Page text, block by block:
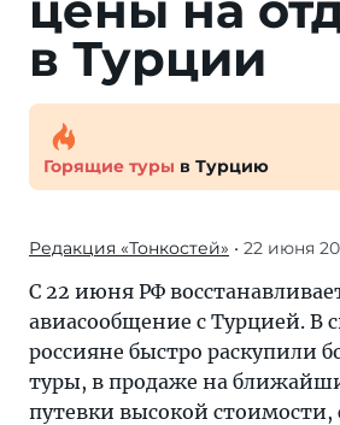
в Турции
Горящие туры в Турцию
Редакция «Тонкостей» • 22 июня
С 22 июня РФ
авиасообщение с Турцией. В
россияне быстро раскупили
туры, в продаже на
путевки высокой